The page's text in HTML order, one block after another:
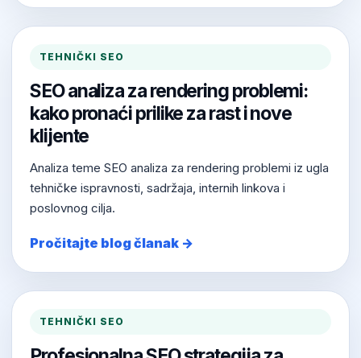
TEHNIČKI SEO
SEO analiza za rendering problemi:
kako pronaći prilike za rast i nove
klijente
Analiza teme SEO analiza za rendering problemi iz ugla
tehničke ispravnosti, sadržaja, internih linkova i
poslovnog cilja.
Pročitajte blog članak →
TEHNIČKI SEO